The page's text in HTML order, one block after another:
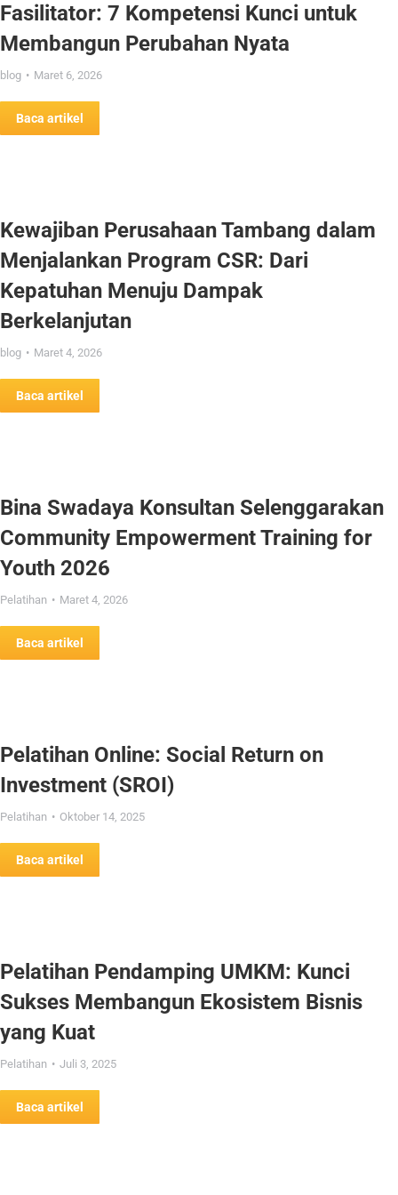
Fasilitator: 7 Kompetensi Kunci untuk
Membangun Perubahan Nyata
blog Maret 6, 2026
Baca artikel
Kewajiban Perusahaan Tambang dalam
Menjalankan Program CSR: Dari
Kepatuhan Menuju Dampak
Berkelanjutan
blog Maret 4, 2026
Baca artikel
Bina Swadaya Konsultan Selenggarakan
Community Empowerment Training for
Youth 2026
Pelatihan Maret 4, 2026
Baca artikel
Pelatihan Online: Social Return on
Investment (SROI)
Pelatihan Oktober 14, 2025
Baca artikel
Pelatihan Pendamping UMKM: Kunci
Sukses Membangun Ekosistem Bisnis
yang Kuat
Pelatihan Juli 3, 2025
Baca artikel